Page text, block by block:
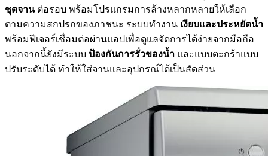
ชุดจานต่อรอบ พร้อมโปรแกรมการล้างหลากหลายให้เลือก
ตามความสกปรกของภาชนะ ระบบทำงาน เงียบและประหยัดน้ำ
พร้อมฟีเจอร์เชื่อมต่อผ่านแอปเพื่อดูแลจัดการได้ง่ายจากมือถือ
นอกจากนี้ยังมีระบบ ป้องกันการรั่วของน้ำ และแบบตะกร้าแบบ
ปรับระดับได้ ทำให้ใส่จานและอุปกรณ์ได้เป็นสัดส่วน